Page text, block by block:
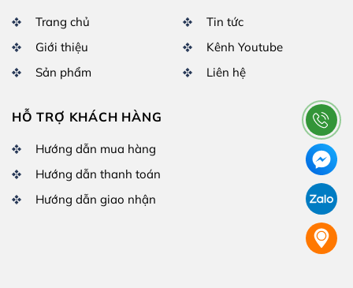
Trang chủ
Giới thiệu
Sản phẩm
Tin tức
Kênh Youtube
Liên hệ
HỖ TRỢ KHÁCH HÀNG
Hướng dẫn mua hàng
Hướng dẫn thanh toán
Hướng dẫn giao nhận